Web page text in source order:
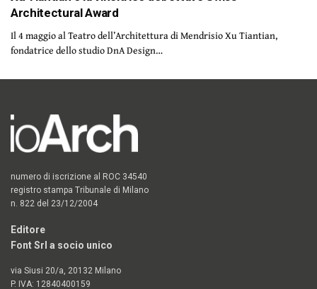
Architectural Award
Il 4 maggio al Teatro dell’Architettura di Mendrisio Xu Tiantian,
fondatrice dello studio DnA Design…
numero di iscrizione al ROC 34540
registro stampa Tribunale di Milano
n. 822 del 23/12/2004
Editore
Font Srl a socio unico
via Siusi 20/a, 20132 Milano
P. IVA: 12840400159